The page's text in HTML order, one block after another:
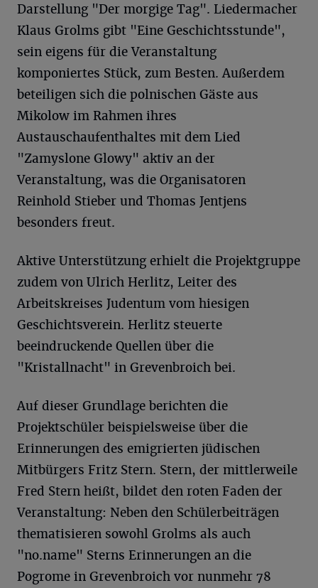
Darstellung "Der morgige Tag". Liedermacher
Klaus Grolms gibt "Eine Geschichtsstunde",
sein eigens für die Veranstaltung
komponiertes Stück, zum Besten. Außerdem
beteiligen sich die polnischen Gäste aus
Mikolow im Rahmen ihres
Austauschaufenthaltes mit dem Lied
"Zamyslone Glowy" aktiv an der
Veranstaltung, was die Organisatoren
Reinhold Stieber und Thomas Jentjens
besonders freut.
Aktive Unterstützung erhielt die Projektgruppe
zudem von Ulrich Herlitz, Leiter des
Arbeitskreises Judentum vom hiesigen
Geschichtsverein. Herlitz steuerte
beeindruckende Quellen über die
"Kristallnacht" in Grevenbroich bei.
Auf dieser Grundlage berichten die
Projektschüler beispielsweise über die
Erinnerungen des emigrierten jüdischen
Mitbürgers Fritz Stern. Stern, der mittlerweile
Fred Stern heißt, bildet den roten Faden der
Veranstaltung: Neben den Schülerbeiträgen
thematisieren sowohl Grolms als auch
"no.name" Sterns Erinnerungen an die
Pogrome in Grevenbroich vor nunmehr 78